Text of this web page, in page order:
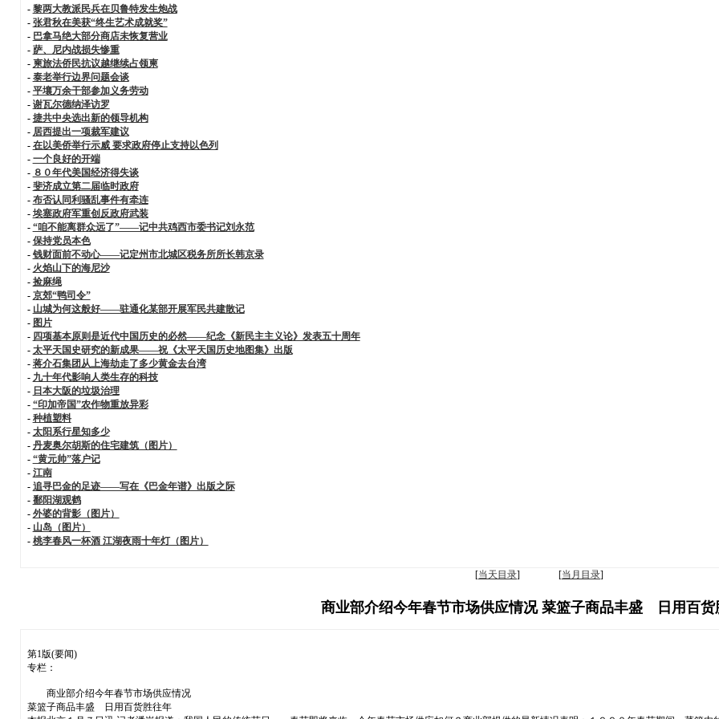
- 黎两大教派民兵在贝鲁特发生炮战
- 张君秋在美获“终生艺术成就奖”
- 巴拿马绝大部分商店未恢复营业
- 萨、尼内战损失惨重
- 柬旅法侨民抗议越继续占领柬
- 泰老举行边界问题会谈
- 平壤万余干部参加义务劳动
- 谢瓦尔德纳泽访罗
- 捷共中央选出新的领导机构
- 居西提出一项裁军建议
- 在以美侨举行示威 要求政府停止支持以色列
- 一个良好的开端
- ８０年代美国经济得失谈
- 斐济成立第二届临时政府
- 布否认同利骚乱事件有牵连
- 埃塞政府军重创反政府武装
- “咱不能离群众远了”——记中共鸡西市委书记刘永范
- 保持党员本色
- 钱财面前不动心——记定州市北城区税务所所长韩京录
- 火焰山下的海尼沙
- 捡麻绳
- 京郊“鸭司令”
- 山城为何这般好——驻通化某部开展军民共建散记
- 图片
- 四项基本原则是近代中国历史的必然——纪念《新民主主义论》发表五十周年
- 太平天国史研究的新成果——祝《太平天国历史地图集》出版
- 蒋介石集团从上海劫走了多少黄金去台湾
- 九十年代影响人类生存的科技
- 日本大阪的垃圾治理
- “印加帝国”农作物重放异彩
- 种植塑料
- 太阳系行星知多少
- 丹麦奥尔胡斯的住宅建筑（图片）
- “黄元帅”落户记
- 江南
- 追寻巴金的足迹——写在《巴金年谱》出版之际
- 鄱阳湖观鹤
- 外婆的背影（图片）
- 山岛（图片）
- 桃李春风一杯酒 江湖夜雨十年灯（图片）
[当天目录] [当月目录]
商业部介绍今年春节市场供应情况 菜篮子商品丰盛 日用百货
第1版(要闻)
专栏：
商业部介绍今年春节市场供应情况
菜篮子商品丰盛 日用百货胜往年